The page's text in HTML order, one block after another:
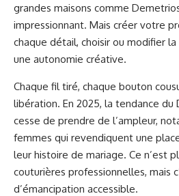
grandes maisons comme
impressionnant. Mais créer votre
chaque détail, choisir ou modifier
une autonomie créative.
Chaque fil tiré, chaque bouton
libération. En 2025, la tendance du
cesse de prendre de l’ampleur,
femmes qui revendiquent une
leur histoire de mariage. Ce n’est
couturières professionnelles, mais
d’émancipation accessible.